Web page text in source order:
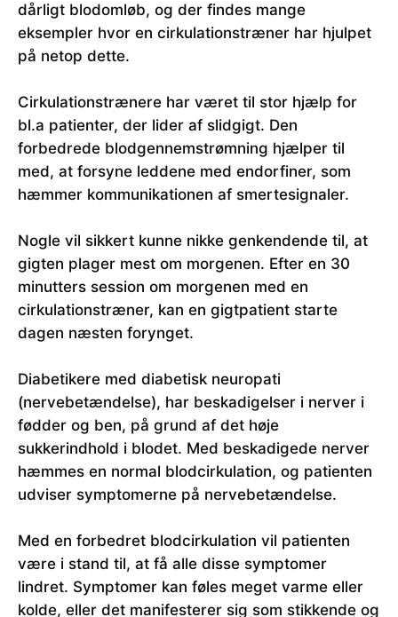
dårligt blodomløb, og der findes mange
eksempler hvor en cirkulationstræner har hjulpet
på netop dette.
Cirkulationstrænere har været til stor hjælp for
bl.a patienter, der lider af slidgigt. Den
forbedrede blodgennemstrømning hjælper til
med, at forsyne leddene med endorfiner, som
hæmmer kommunikationen af ​​smertesignaler.
Nogle vil sikkert kunne nikke genkendende til, at
gigten plager mest om morgenen. Efter en 30
minutters session om morgenen med en
cirkulationstræner, kan en gigtpatient starte
dagen næsten forynget.
Diabetikere med diabetisk neuropati
(nervebetændelse), har beskadigelser i nerver i
fødder og ben, på grund af det høje
sukkerindhold i blodet. Med beskadigede nerver
hæmmes en normal blodcirkulation, og patienten
udviser symptomerne på nervebetændelse.
Med en forbedret blodcirkulation vil patienten
være i stand til, at få alle disse symptomer
lindret. Symptomer kan føles meget varme eller
kolde, eller det manifesterer sig som stikkende og